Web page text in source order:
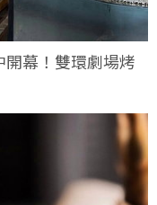
開幕！雙環劇場烤